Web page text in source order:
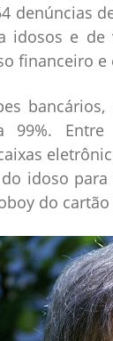
denúncias
idosos e de
financeiro e
99%.
idoso
do